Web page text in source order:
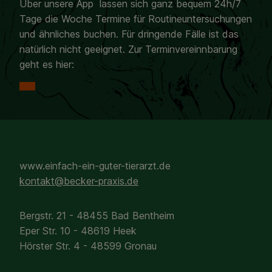
Über unsere App lassen sich ganz bequem 24h/7
Tage die Woche Termine für Routineuntersuchungen
und ähnliches buchen. Für dringende Fälle ist das
natürlich nicht geeignet. Zur Terminvereinnbarung
geht es hier:
www.einfach-ein-guter-tierarzt.de
kontakt@becker-praxis.de
Bergstr. 21 - 48455 Bad Bentheim
Eper Str. 10 - 48619 Heek
Hörster Str. 4 - 48599 Gronau